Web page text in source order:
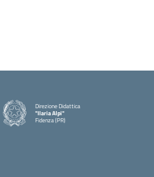
Direzione Didattica
"Ilaria Alpi"
Fidenza (PR)